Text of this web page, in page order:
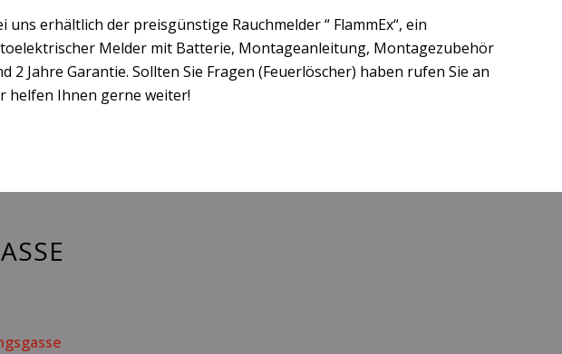
uns erhältlich der preisgünstige Rauchmelder “ FlammEx“, ein
Melder mit Batterie, Montageanleitung, Montagezubehör
2 Jahre Garantie. Sollten Sie Fragen (Feuerlöscher) haben rufen Sie an
helfen Ihnen gerne weiter!